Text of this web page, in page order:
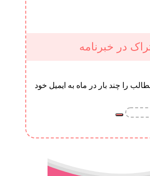
در خبرنامه
را چند بار در ماه به ایمیل خود